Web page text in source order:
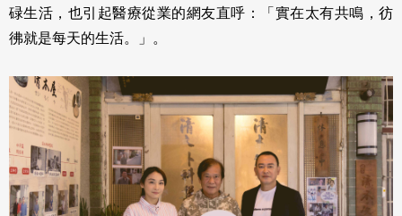
碌生活，也引起醫療從業的網友直呼：「實在太有共鳴，彷
彿就是每天的生活。」。